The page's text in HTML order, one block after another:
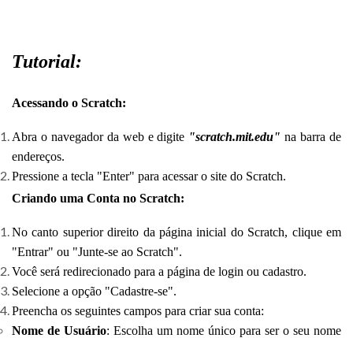
Tutorial:
Acessando o Scratch:
Abra o navegador da web e digite "scratch.mit.edu" na barra de
endereços.
Pressione a tecla "Enter" para acessar o site do Scratch.
Criando uma Conta no Scratch:
No canto superior direito da página inicial do Scratch, clique em
"Entrar" ou "Junte-se ao Scratch".
Você será redirecionado para a página de login ou cadastro.
Selecione a opção "Cadastre-se".
Preencha os seguintes campos para criar sua conta:
Nome de Usuário: Escolha um nome único para ser o seu nome